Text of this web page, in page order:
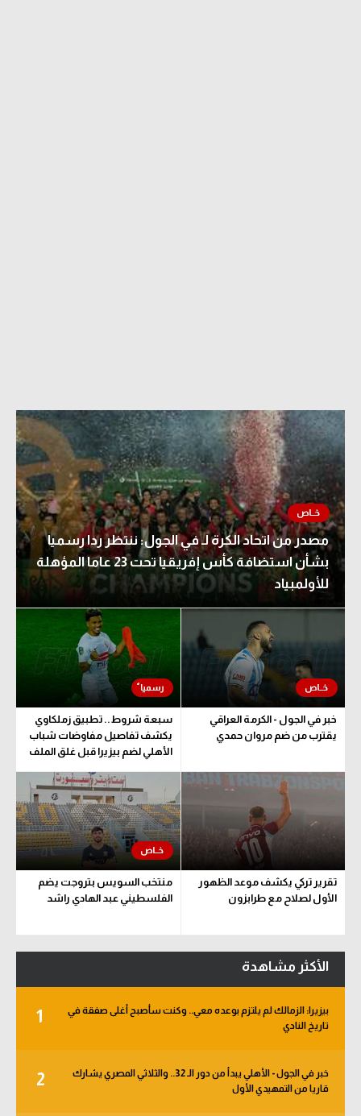
مصدر من اتحاد الكرة لـ في الجول: ننتظر ردا رسميا
بشأن استضافة كأس إفريقيا تحت 23 عاما المؤهلة
للأولمبياد
خبر في الجول - الكرمة العراقي
يقترب من ضم مروان حمدي
سبعة شروط.. تطبيق زملكاوي
يكشف تفاصيل مفاوضات شباب
الأهلي لضم بيزيرا قبل غلق الملف
تقرير تركي يكشف موعد الظهور
الأول لصلاح مع طرابزون
منتخب السويس بتروجت يضم
الفلسطيني عبد الهادي راشد
الأكثر مشاهدة
1
بيزيرا: الزمالك لم يلتزم بوعده معي.. وكنت سأصبح أغلى صفقة في
تاريخ النادي
2
خبر في الجول - الأهلي يبدأ من دور الـ 32.. والثلاثي المصري يشارك
قاريا من التمهيدي الأول